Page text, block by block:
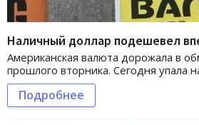
Наличный доллар подешевел
Американская валюта дорожала в
прошлого вторника. Сегодня упала
Подробнее